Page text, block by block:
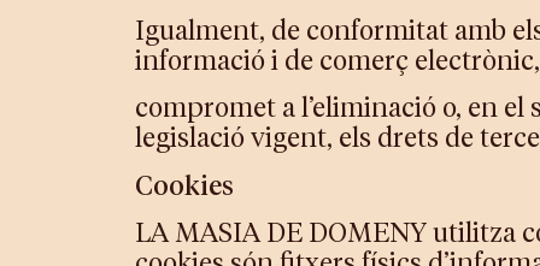
Igualment, de conformitat amb els
informació i de comerç
compromet a l’eliminació o, en
legislació vigent, els drets de
Cookies
LA MASIA DE DOMENY utilitza